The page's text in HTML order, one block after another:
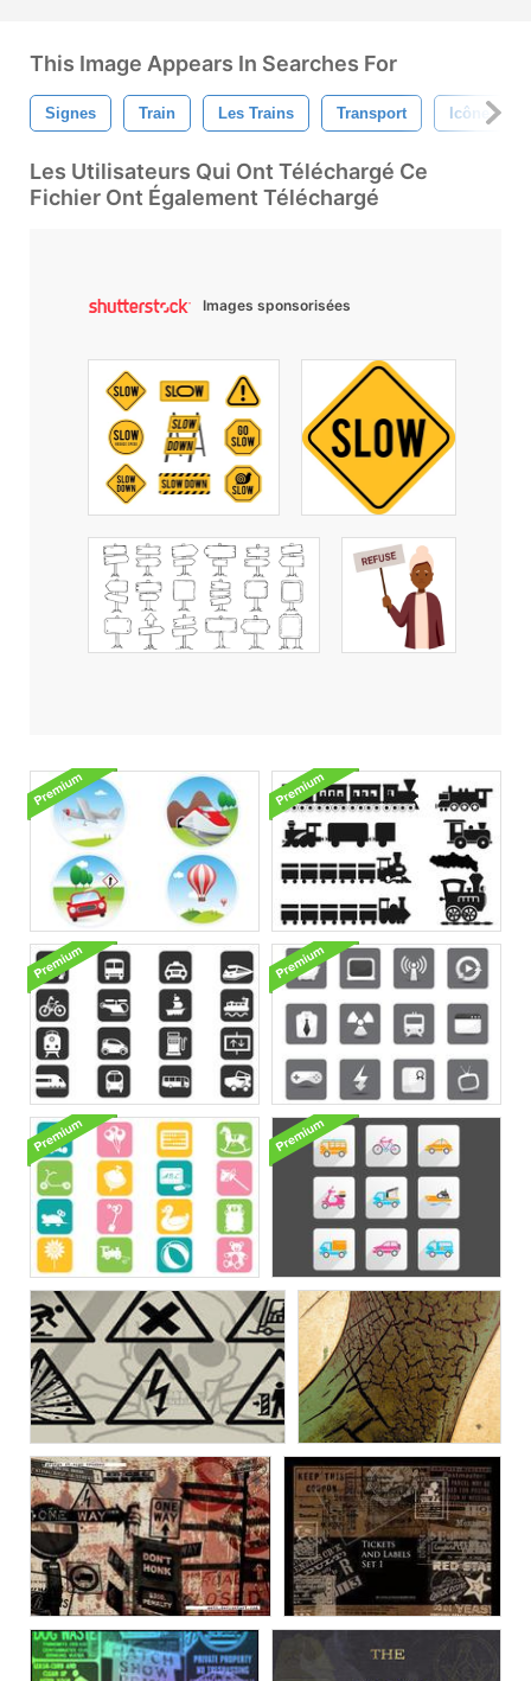
This Image Appears In Searches For
Signes Train Les Trains Transport Icône
Les Utilisateurs Qui Ont Téléchargé Ce
Fichier Ont Également Téléchargé
Images sponsorisées